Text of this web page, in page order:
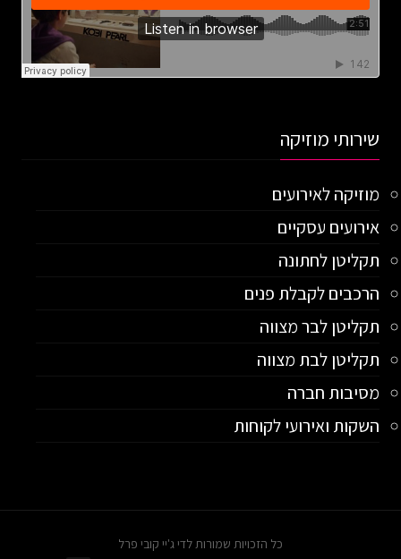
שירותי מוזיקה
מוזיקה לאירועים
אירועים עסקיים
תקליטן לחתונה
הרכבים לקבלת פנים
תקליטן לבר מצווה
תקליטן לבת מצווה
מסיבות חברה
השקות ואירועי לקוחות
כל הזכויות שמורות לדי ג'יי קובי פרל